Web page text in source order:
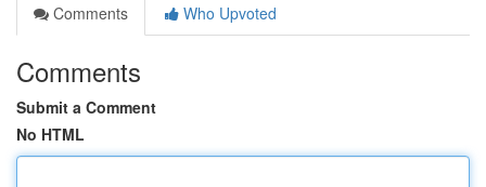
Comments
Who Upvoted
Comments
Submit a Comment
No HTML